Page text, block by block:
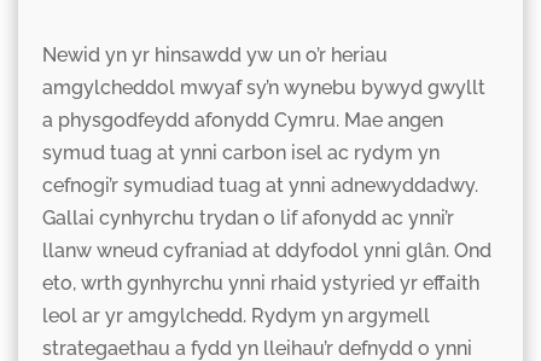
Newid yn yr hinsawdd yw un o’r heriau
amgylcheddol mwyaf sy’n wynebu bywyd gwyllt
a physgodfeydd afonydd Cymru. Mae angen
symud tuag at ynni carbon isel ac rydym yn
cefnogi’r symudiad tuag at ynni adnewyddadwy.
Gallai cynhyrchu trydan o lif afonydd ac ynni’r
llanw wneud cyfraniad at ddyfodol ynni glân. Ond
eto, wrth gynhyrchu ynni rhaid ystyried yr effaith
leol ar yr amgylchedd. Rydym yn argymell
strategaethau a fydd yn lleihau’r defnydd o ynni